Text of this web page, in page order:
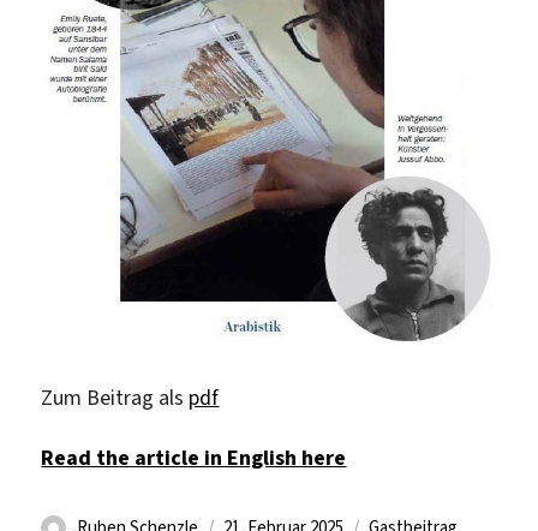
Zum Beitrag als pdf
Read the article in English here
Autor
Veröffentlicht
Kategorien